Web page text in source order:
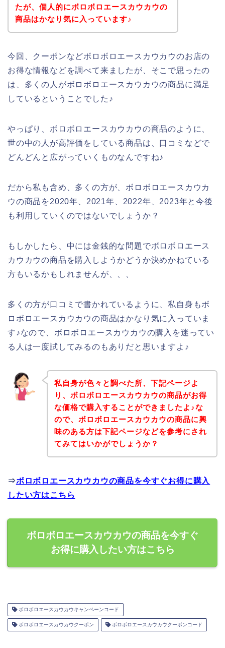
たが、個人的にボロボロエースカウカウの
商品はかなり気に入っています♪
今回、クーポンなどボロボロエースカウカウのお店の
お得な情報などを調べて来ましたが、そこで思ったの
は、多くの人がボロボロエースカウカウの商品に満足
しているということでした♪
やっぱり、ボロボロエースカウカウの商品のように、
世の中の人が高評価をしている商品は、口コミなどで
どんどんと広がっていくものなんですね♪
だから私も含め、多くの方が、ボロボロエースカウカ
ウの商品を2020年、2021年、2022年、2023年と今後
も利用していくのではないでしょうか？
もしかしたら、中には金銭的な問題でボロボロエース
カウカウの商品を購入しようかどうか決めかねている
方もいるかもしれませんが、、、
多くの方が口コミで書かれているように、私自身もボ
ロボロエースカウカウの商品はかなり気に入っていま
す♪なので、ボロボロエースカウカウの購入を迷ってい
る人は一度試してみるのもありだと思いますよ♪
私自身が色々と調べた所、下記ページよ
り、ボロボロエースカウカウの商品がお得
な価格で購入することができましたよ♪な
ので、ボロボロエースカウカウの商品に興
味のある方は下記ページなどを参考にされ
てみてはいかがでしょうか？
⇒ボロボロエースカウカウの商品を今すぐお得に購入
したい方はこちら
ボロボロエースカウカウの商品を今すぐ
お得に購入したい方はこちら
ボロボロエースカウカウキャンペーンコード
ボロボロエースカウカウクーポン ボロボロエースカウカウクーポンコード